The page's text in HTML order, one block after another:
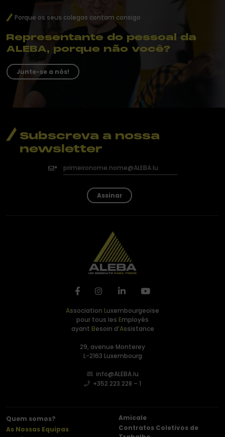
Porque os seus colegas contam consigo
Representante do pessoal da
ALEBA, porque não você?
Junte-se a nós!
Subscreva a nossa
newsletter
Assinar
Association Luxembourgeoise
pour tous les Employés
ayant Besoin d’Assistance
29, avenue Monterey
L-2163 Luxembourg
info@ALEBA.lu
+352 223 228 – 1
Quem somos?
As Nossas Equipas
Amicale
Contratos Coletivos de